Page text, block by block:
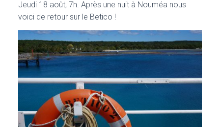
O
N
Jeudi 18 août, 7h. Après une nuit à Nouméa nous
voici de retour sur le Betico !